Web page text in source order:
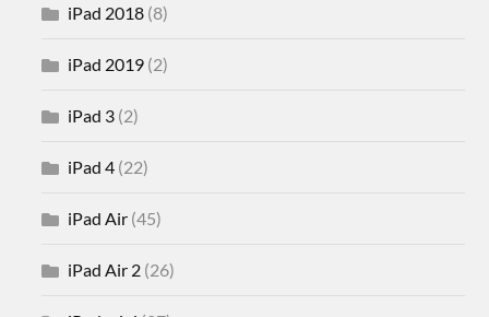
iPad 2018 (8)
iPad 2019 (2)
iPad 3 (2)
iPad 4 (22)
iPad Air (45)
iPad Air 2 (26)